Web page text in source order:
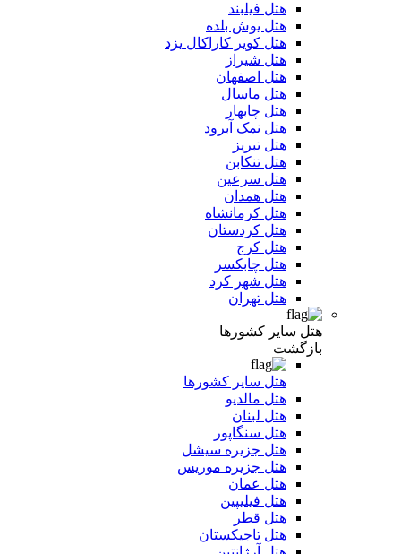
هتل فیلبند
هتل یوش بلده
هتل کویر کاراکال یزد
هتل شیراز
هتل اصفهان
هتل ماسال
هتل چابهار
هتل نمک آبرود
هتل تبریز
هتل تنکابن
هتل سرعین
هتل همدان
هتل کرمانشاه
هتل کردستان
هتل کرج
هتل چابکسر
هتل شهر کرد
هتل تهران
هتل سایر کشورها
بازگشت
هتل سایر کشورها
هتل مالدیو
هتل لبنان
هتل سنگاپور
هتل جزیره سیشل
هتل جزیره موریس
هتل عمان
هتل فیلیپین
هتل قطر
هتل تاجیکستان